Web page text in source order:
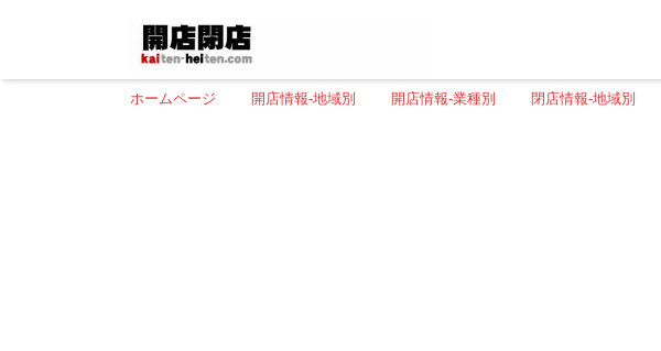
ホームページ 開店情報-地域別 開店情報-業種別 閉店情報-地域別